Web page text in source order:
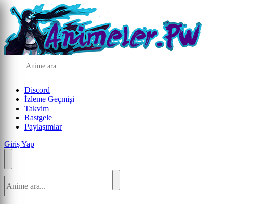
Discord
İzleme Geçmişi
Takvim
Rastgele
Paylaşımlar
Giriş Yap